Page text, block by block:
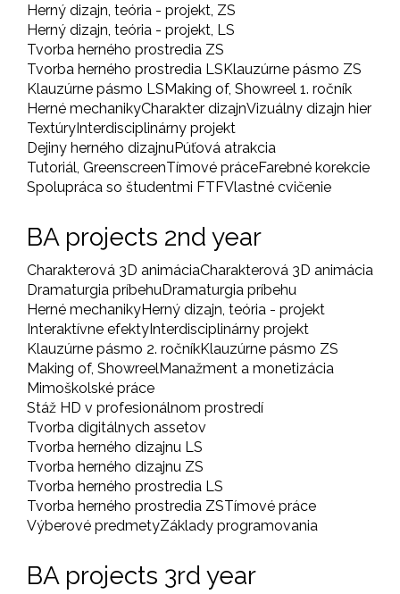
Herný dizajn, teória - projekt, ZS
Herný dizajn, teória - projekt, LS
Tvorba herného prostredia ZS
Tvorba herného prostredia LSKlauzúrne pásmo ZS
Klauzúrne pásmo LSMaking of, Showreel 1. ročník
Herné mechanikyCharakter dizajnVizuálny dizajn hier
TextúryInterdisciplinárny projekt
Dejiny herného dizajnuPúťová atrakcia
Tutoriál, GreenscreenTímové práceFarebné korekcie
Spolupráca so študentmi FTFVlastné cvičenie
BA projects 2nd year
Charakterová 3D animáciaCharakterová 3D animácia
Dramaturgia príbehuDramaturgia príbehu
Herné mechanikyHerný dizajn, teória - projekt
Interaktívne efektyInterdisciplinárny projekt
Klauzúrne pásmo 2. ročníkKlauzúrne pásmo ZS
Making of, ShowreelManažment a monetizácia
Mimoškolské práce
Stáž HD v profesionálnom prostredí
Tvorba digitálnych assetov
Tvorba herného dizajnu LS
Tvorba herného dizajnu ZS
Tvorba herného prostredia LS
Tvorba herného prostredia ZSTímové práce
Výberové predmetyZáklady programovania
BA projects 3rd year